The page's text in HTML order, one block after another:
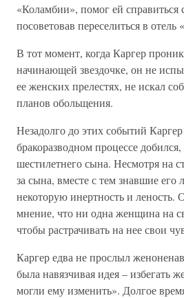
«Коламбии», помог ей справиться
посоветовав переселиться в отель
В тот момент, когда Каргер
начинающей звездочке, он не
ее женских прелестях, не искал
планов обольщения.
Незадолго до этих событий
бракоразводном процессе
шестилетнего сына. Несмотря на
за сына, вместе с тем знавшие
некоторую инертность и леность.
мнение, что ни одна женщина на
чтобы растрачивать на нее свои
Каргер едва не прослыл
была навязчивая идея – избегать
могли ему изменить». Долгое